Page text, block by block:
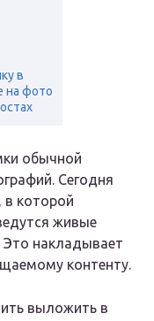
в
на фото
обычной
Сегодня
в которой
живые
Это накладывает
контенту.
выложить в